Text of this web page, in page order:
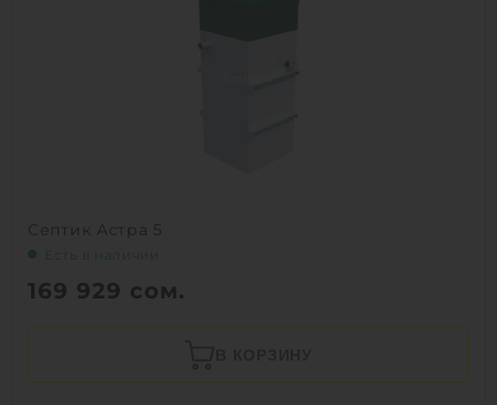
Септик Астра 5
Есть в наличии
169 929 сом.